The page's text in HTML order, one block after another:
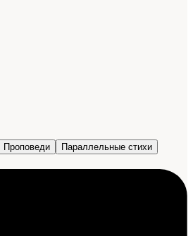
Проповеди
Параллельные стихи